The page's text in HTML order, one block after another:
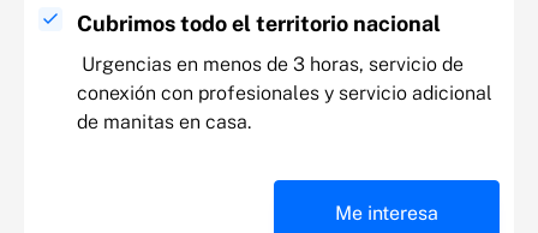
Cubrimos todo el territorio nacional
Urgencias en menos de 3 horas, servicio de
conexión con profesionales y servicio adicional
de manitas en casa.
Me interesa